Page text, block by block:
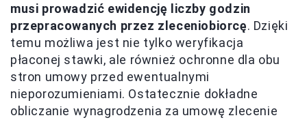
musi prowadzić ewidencję liczby godzin
przepracowanych przez zleceniobiorcę. Dzięki
temu możliwa jest nie tylko weryfikacja
płaconej stawki, ale również ochronne dla obu
stron umowy przed ewentualnymi
nieporozumieniami. Ostatecznie dokładne
obliczanie wynagrodzenia za umowę zlecenie